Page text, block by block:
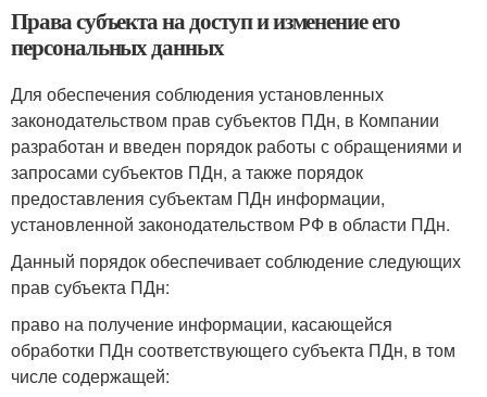
Права субъекта на доступ и изменение его
персональных данных
Для обеспечения соблюдения установленных
законодательством прав субъектов ПДн, в Компании
разработан и введен порядок работы с обращениями и
запросами субъектов ПДн, а также порядок
предоставления субъектам ПДн информации,
установленной законодательством РФ в области ПДн.
Данный порядок обеспечивает соблюдение следующих
прав субъекта ПДн:
право на получение информации, касающейся
обработки ПДн соответствующего субъекта ПДн, в том
числе содержащей: